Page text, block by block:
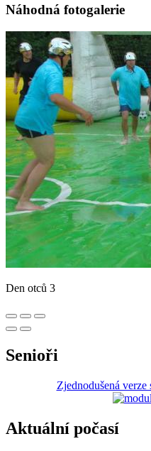
Náhodná fotogalerie
Den otců 3
Senioři
Zjednodušená
Aktuální počasí